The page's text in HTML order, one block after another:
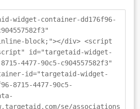
widget-container-dd176f96-
block;"></div> <script
id="targetaid-widget-
4477-90c5-c904557582f3"
id="targetaid-widget-
8715-4477-90c5-
se/associations